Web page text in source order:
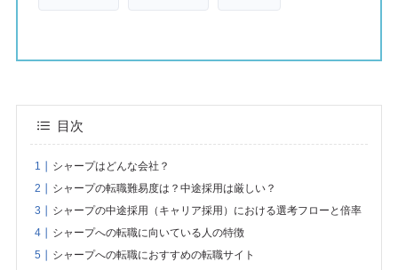
目次
シャープはどんな会社？
シャープの転職難易度は？中途採用は厳しい？
シャープの中途採用（キャリア採用）における選考フローと倍率
シャープへの転職に向いている人の特徴
シャープへの転職におすすめの転職サイト